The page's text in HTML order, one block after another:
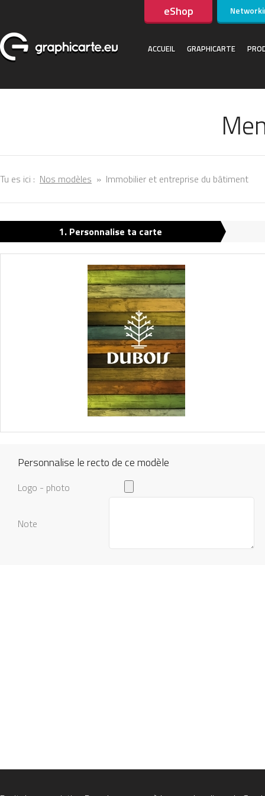
eShop
ACCUEIL GRAPHICARTE
Tu es ici : Nos modèles » Immobilier et entreprise du bâtiment
1. Personnalise ta carte
Personnalise le recto de ce modèle
Logo - photo
Note